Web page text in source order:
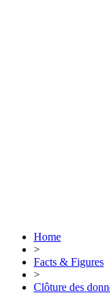
Home
>
Facts & Figures
>
Clôture des